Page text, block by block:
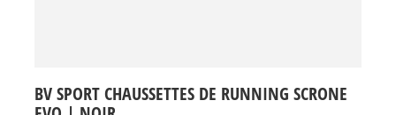
BV SPORT CHAUSSETTES DE RUNNING SCRONE